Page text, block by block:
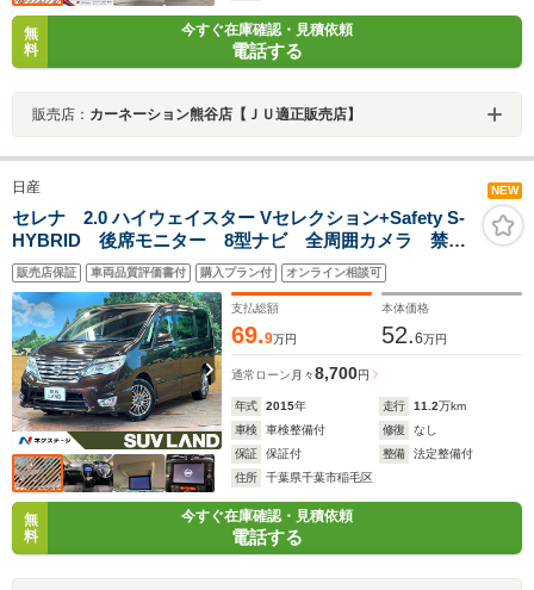
無
料
今すぐ在庫確認・見積依頼
電話する
販売店： カーネーション熊谷店【ＪＵ適正販売店】
日産 NEW
セレナ 2.0 ハイウェイスター Vセレクション+Safety S-
HYBRID 後席モニター 8型ナビ 全周囲カメラ 禁煙
車 両側パワスラ 衝突軽減 クリアランスソナー ク
ルコン リアオートエアコン LEDヘッド 16インチア
ルミ フルセグTV ETC オートエアコン
販売店保証 車両品質評価書付 購入プラン付 オンライン相談可
支払総額
69.9万円
本体価格
52.6万円
通常ローン 月々8,700円
年式 2015年 走行 11.2万km
車検
車検整備付 修復
なし
保証
保証付 整備
法定整備付
住所
千葉県千葉市稲毛区
無
料
今すぐ在庫確認・見積依頼
電話する